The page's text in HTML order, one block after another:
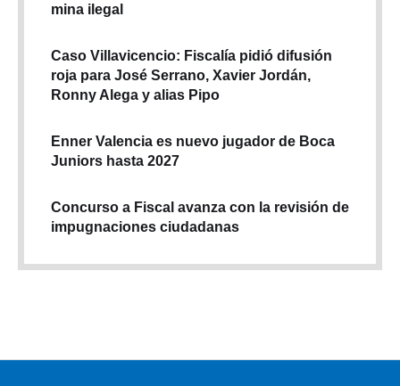
mina ilegal
Caso Villavicencio: Fiscalía pidió difusión
roja para José Serrano, Xavier Jordán,
Ronny Alega y alias Pipo
Enner Valencia es nuevo jugador de Boca
Juniors hasta 2027
Concurso a Fiscal avanza con la revisión de
impugnaciones ciudadanas